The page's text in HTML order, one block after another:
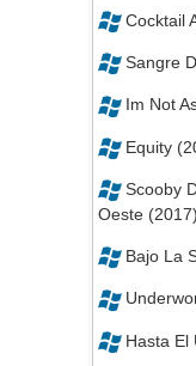
Cocktail
Sangre
Im Not
Equity
Scooby
Oeste (2017)
Bajo La
Hasta El